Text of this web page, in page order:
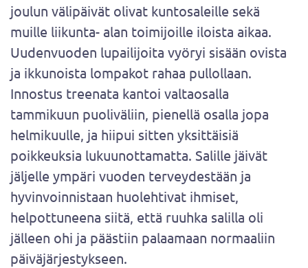
joulun välipäivät olivat kuntosaleille sekä
muille liikunta- alan toimijoille iloista aikaa.
Uudenvuoden lupailijoita vyöryi sisään ovista
ja ikkunoista lompakot rahaa pullollaan.
Innostus treenata kantoi valtaosalla
tammikuun puoliväliin, pienellä osalla jopa
helmikuulle, ja hiipui sitten yksittäisiä
poikkeuksia lukuunottamatta. Salille jäivät
jäljelle ympäri vuoden terveydestään ja
hyvinvoinnistaan huolehtivat ihmiset,
helpottuneena siitä, että ruuhka salilla oli
jälleen ohi ja päästiin palaamaan normaaliin
päiväjärjestykseen.